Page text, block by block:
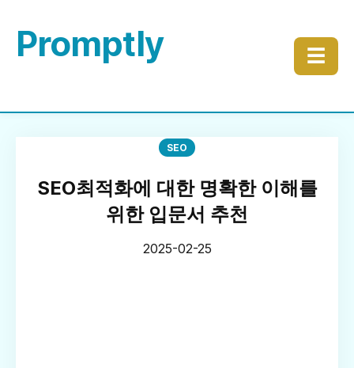
Promptly ☰
SEO
SEO최적화에 대한 명확한 이해를
위한 입문서 추천
2025-02-25